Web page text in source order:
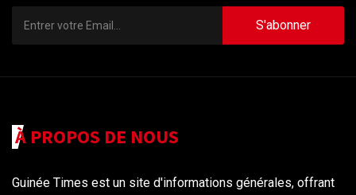
S'abonner
À PROPOS DE NOUS
Guinée Times est un site d'informations générales, offrant